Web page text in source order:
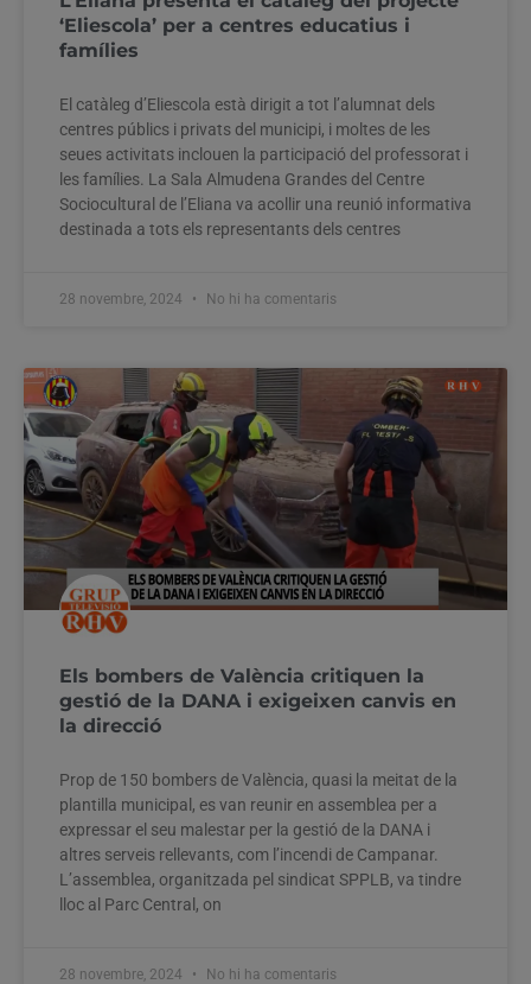
‘Eliescola’ per a centres educatius i
famílies
El catàleg d’Eliescola està dirigit a tot l’alumnat dels
centres públics i privats del municipi, i moltes de les
seues activitats inclouen la participació del professorat i
les famílies. La Sala Almudena Grandes del Centre
Sociocultural de l’Eliana va acollir una reunió informativa
destinada a tots els representants dels centres
28 novembre, 2024 No hi ha comentaris
Els bombers de València critiquen la
gestió de la DANA i exigeixen canvis en
la direcció
Prop de 150 bombers de València, quasi la meitat de la
plantilla municipal, es van reunir en assemblea per a
expressar el seu malestar per la gestió de la DANA i
altres serveis rellevants, com l’incendi de Campanar.
L’assemblea, organitzada pel sindicat SPPLB, va tindre
lloc al Parc Central, on
28 novembre, 2024 No hi ha comentaris